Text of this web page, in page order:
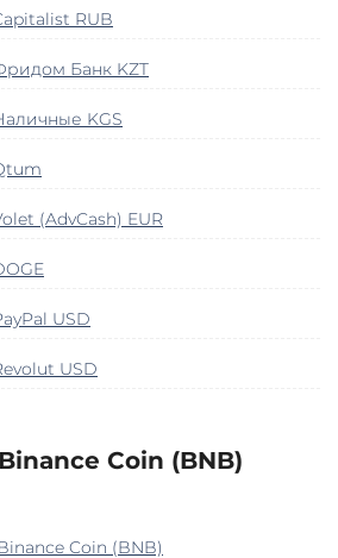
RUB
Банк KZT
KGS
(AdvCash) EUR
USD
USD
Coin (BNB)
Coin (BNB)